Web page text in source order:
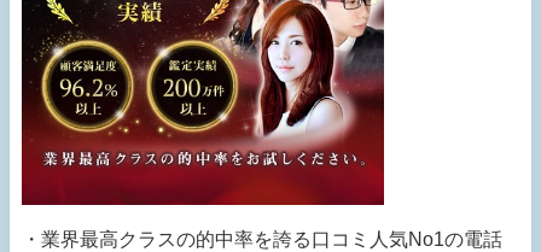
・業界最高クラスの的中率を誇る口コミ人気No1の電話